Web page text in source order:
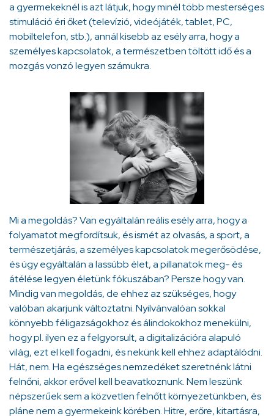
a gyermekeknél is azt látjuk, hogy minél több mesterséges
stimuláció éri őket (televízió, videójáték, tablet, PC,
mobiltelefon, stb.), annál kisebb az esély arra, hogy a
személyes kapcsolatok, a természetben töltött idő és a
mozgás vonzó legyen számukra.
Mi a megoldás? Van egyáltalán reális esély arra, hogy a
folyamatot megfordítsuk, és ismét az olvasás, a sport, a
természetjárás, a személyes kapcsolatok megerősödése,
és úgy egyáltalán a lassúbb élet, a pillanatok meg- és
átélése legyen életünk fókuszában? Persze hogy van.
Mindig van megoldás, de ehhez az szükséges, hogy
valóban akarjunk változtatni. Nyilvánvalóan sokkal
könnyebb féligazságokhoz és álindokokhoz menekülni,
hogy pl. ilyen ez a felgyorsult, a digitalizációra alapuló
világ, ezt el kell fogadni, és nekünk kell ehhez adaptálódni.
Hát, nem. Ha egészséges nemzedéket szeretnénk látni
felnőni, akkor erővel kell beavatkoznunk. Nem leszünk
népszerűek sem a közvetlen felnőtt környezetünkben, és
pláne nem a gyermekeink körében. Hitre, erőre, kitartásra,